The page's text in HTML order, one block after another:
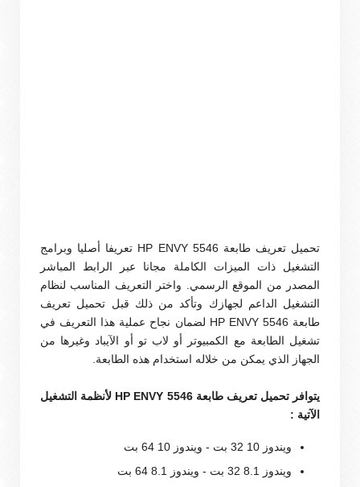
تحميل تعريف طابعة HP ENVY 5546 تعريفا أصليا وبرامج
التشغيل ذات الميزات الكاملة مجانا عبر الرابط المباشر
المصدر من الموقع الرسمي. واختر التعريف المناسب لنظام
التشغيل الداعم لجهازك وتأكد من ذلك قبل تحميل تعريف
طابعة HP ENVY 5546 لضمان نجاح عملية هذا التعريف في
تشغيل الطابعة مع الكمبيوتر أو لاب تو أو الآيباد وغيرها من
الجهاز الذي يمكن من خلاله استخدام هذه الطابعة.
يتوافر تحميل تعريف طابعة HP ENVY 5546 لأنظمة التشغيل
الآتية :
ويندوز 10 32 بت - ويندوز 10 64 بت
ويندوز 8.1 32 بت - ويندوز 8.1 64 بت